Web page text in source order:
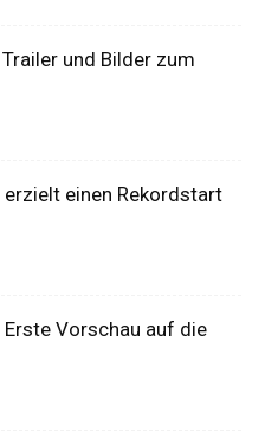
und Bilder zum
einen Rekordstart
Vorschau auf die